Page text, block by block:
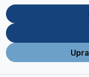
Ova stranica je
Store